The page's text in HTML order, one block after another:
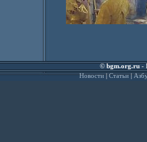
©bgm.org.ru-
Новости|Статьи|